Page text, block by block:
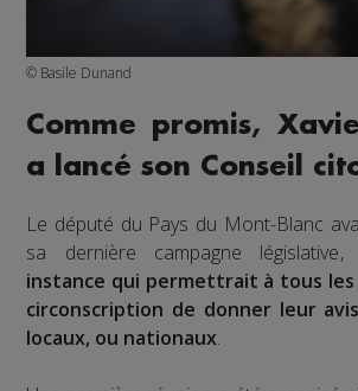
© Basile Dunand
Comme promis,
a lancé son Conseil
Le député du Pays du Mont-Blanc
sa dernière campagne
instance qui permettrait à tous
circonscription de donner leur
locaux, ou nationaux.